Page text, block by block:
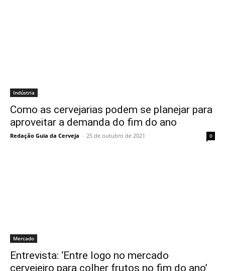
Indústria
Como as cervejarias podem se planejar para
aproveitar a demanda do fim do ano
Redação Guia da Cerveja - 25 de outubro de 2021 0
Mercado
Entrevista: ‘Entre logo no mercado
cervejeiro para colher frutos no fim do ano’